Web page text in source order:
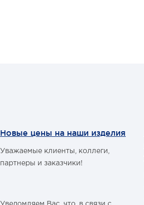
Новые цены на наши изделия
Уважаемые клиенты, коллеги,
партнеры и заказчики!